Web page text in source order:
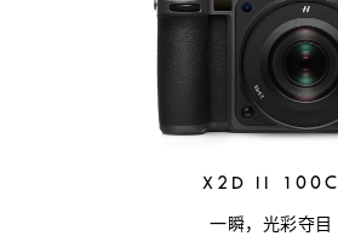
X2D II 100C
一瞬，光彩夺目